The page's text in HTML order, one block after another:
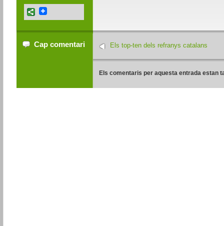
Cap comentari Els top-ten dels refranys catalans
Els comentaris per aquesta entrada estan